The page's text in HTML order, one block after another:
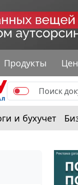
Продукты
и бухучет